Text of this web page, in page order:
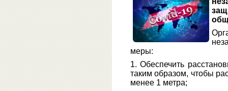
меры:
1. Обеспечить
таким образом, чтобы
менее 1 метра;